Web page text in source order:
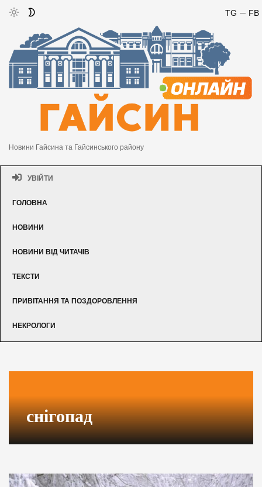
FB
TG
Новини Гайсина та Гайсинського району
УВІЙТИ
ГОЛОВНА
НОВИНИ
НОВИНИ ВІД ЧИТАЧІВ
ТЕКСТИ
ПРИВІТАННЯ ТА ПОЗДОРОВЛЕННЯ
НЕКРОЛОГИ
снігопад